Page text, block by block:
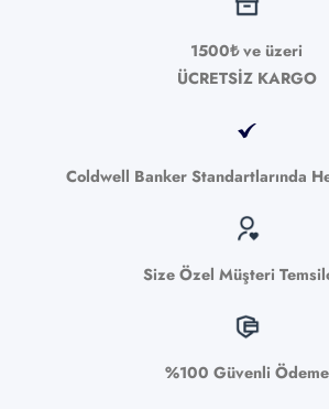
1500₺ ve üzeri
ÜCRETSİZ KARGO
Coldwell Banker Standartlarında
Size Özel Müşteri
%100 Güvenli Ödeme